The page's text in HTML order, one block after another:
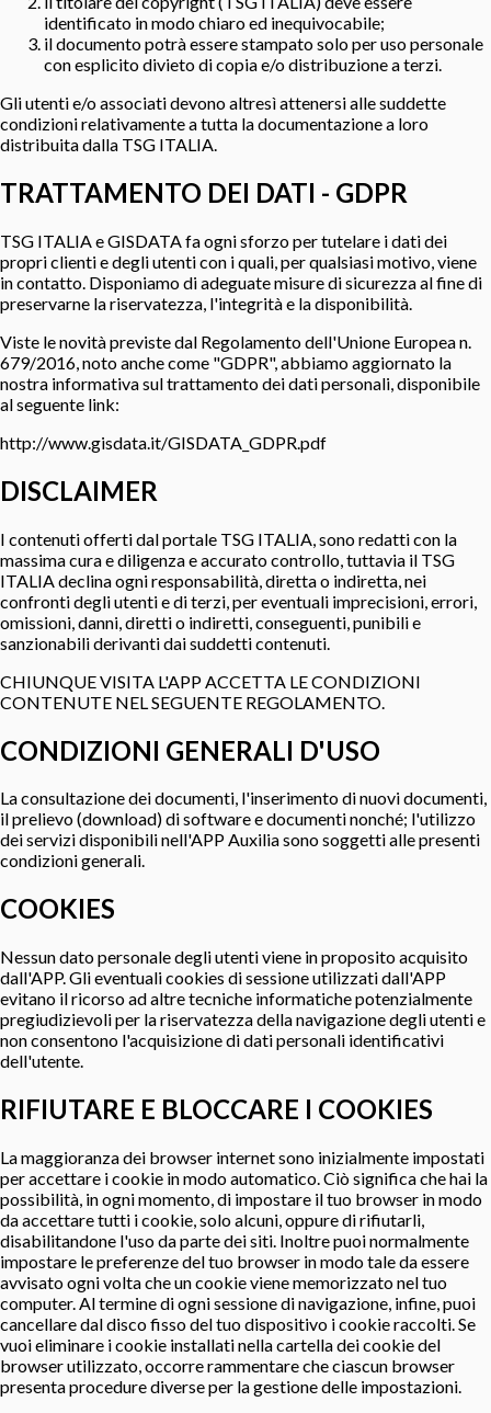
identificato in modo chiaro ed inequivocabile;
il documento potrà essere stampato solo per uso personale
con esplicito divieto di copia e/o distribuzione a terzi.
Gli utenti e/o associati devono altresì attenersi alle suddette
condizioni relativamente a tutta la documentazione a loro
distribuita dalla TSG ITALIA.
TRATTAMENTO DEI DATI - GDPR
TSG ITALIA e GISDATA fa ogni sforzo per tutelare i dati dei
propri clienti e degli utenti con i quali, per qualsiasi motivo, viene
in contatto. Disponiamo di adeguate misure di sicurezza al fine di
preservarne la riservatezza, l'integrità e la disponibilità.
Viste le novità previste dal Regolamento dell'Unione Europea n.
679/2016, noto anche come "GDPR", abbiamo aggiornato la
nostra informativa sul trattamento dei dati personali, disponibile
al seguente link:
http://www.gisdata.it/GISDATA_GDPR.pdf
DISCLAIMER
I contenuti offerti dal portale TSG ITALIA, sono redatti con la
massima cura e diligenza e accurato controllo, tuttavia il TSG
ITALIA declina ogni responsabilità, diretta o indiretta, nei
confronti degli utenti e di terzi, per eventuali imprecisioni, errori,
omissioni, danni, diretti o indiretti, conseguenti, punibili e
sanzionabili derivanti dai suddetti contenuti.
CHIUNQUE VISITA L'APP ACCETTA LE CONDIZIONI
CONTENUTE NEL SEGUENTE REGOLAMENTO.
CONDIZIONI GENERALI D'USO
La consultazione dei documenti, l'inserimento di nuovi documenti,
il prelievo (download) di software e documenti nonché; l'utilizzo
dei servizi disponibili nell'APP Auxilia sono soggetti alle presenti
condizioni generali.
COOKIES
Nessun dato personale degli utenti viene in proposito acquisito
dall'APP. Gli eventuali cookies di sessione utilizzati dall'APP
evitano il ricorso ad altre tecniche informatiche potenzialmente
pregiudizievoli per la riservatezza della navigazione degli utenti e
non consentono l'acquisizione di dati personali identificativi
dell'utente.
RIFIUTARE E BLOCCARE I COOKIES
La maggioranza dei browser internet sono inizialmente impostati
per accettare i cookie in modo automatico. Ciò significa che hai la
possibilità, in ogni momento, di impostare il tuo browser in modo
da accettare tutti i cookie, solo alcuni, oppure di rifiutarli,
disabilitandone l'uso da parte dei siti. Inoltre puoi normalmente
impostare le preferenze del tuo browser in modo tale da essere
avvisato ogni volta che un cookie viene memorizzato nel tuo
computer. Al termine di ogni sessione di navigazione, infine, puoi
cancellare dal disco fisso del tuo dispositivo i cookie raccolti. Se
vuoi eliminare i cookie installati nella cartella dei cookie del
browser utilizzato, occorre rammentare che ciascun browser
presenta procedure diverse per la gestione delle impostazioni.